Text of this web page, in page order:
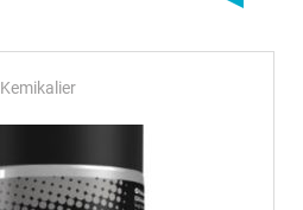
Kemikalier